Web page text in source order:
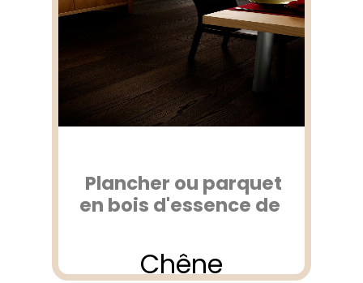
Plancher ou parquet
en bois d'essence de
Chêne